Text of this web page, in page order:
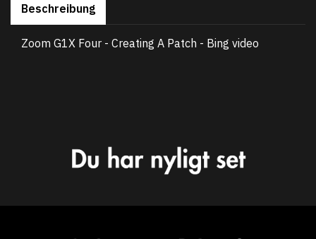
Beschreibung
Zoom G1X Four - Creating A Patch - Bing video